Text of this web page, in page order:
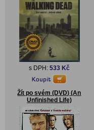
s DPH: 533 Kč
Žít po svém (DVD) (An
Unfinished Life)